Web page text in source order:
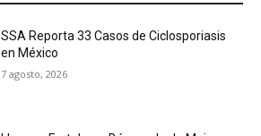
SSA Reporta 33 Casos de Ciclosporiasis
en México
7 agosto, 2026